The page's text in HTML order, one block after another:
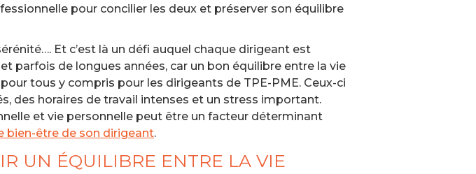
pour concilier les deux et préserver son équilibre
Et c’est là un défi auquel chaque dirigeant est
parfois de longues années, car un bon équilibre entre la vie
tous y compris pour les dirigeants de TPE-PME. Ceux-ci
des horaires de travail intenses et un stress important.
et vie personnelle peut être un facteur déterminant
bien-être de son dirigeant.
UN ÉQUILIBRE ENTRE LA VIE